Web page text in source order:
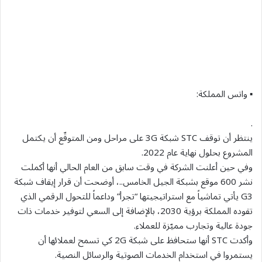
▪ واتس المملكة:
.
ينتظر أن توقف STC شبكة 3G على مراحل ومن المتوقّع أن يكتمل
المشروع بحلول نهاية عام 2022.
وفي حين أعلنت الشركة في وقت سابق من العام الحالي أنها أكملت
نشر 600 موقع بشبكة الجيل الخامس..، أوضحت أن قرار إيقاف شبكة
G3 يأتي تماشياً مع استراتيجيتها “تجرأ” وداعماً للتحول الرقمي الذي
تقوده المملكة برؤية 2030، بالإضافة إلى السعي لتوفير خدمات ذات
جودة عالية وتجارب مميّزة للعملاء.
وأكدت STC أنها ستحافظ على شبكة 2G كي تسمح لعملائها أن
يستمروا في استخدام الخدمات الصوتية والرسائل النصية.